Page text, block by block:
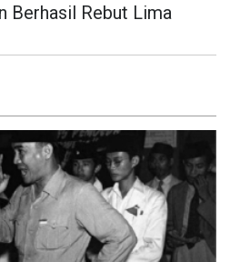
Berhasil Rebut Lima